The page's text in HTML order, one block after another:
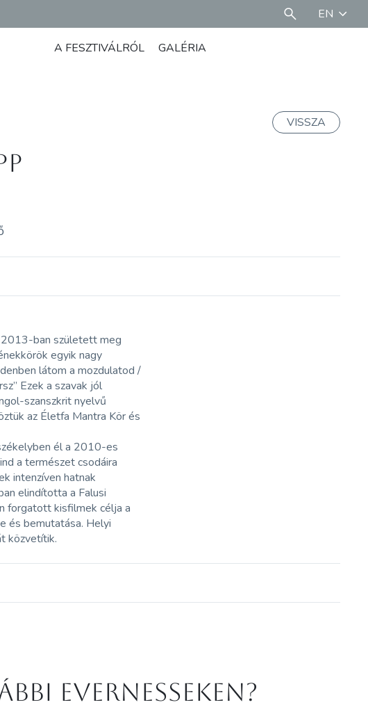
EN
A FESZTIVÁLRÓL GALÉRIA
VISSZA
2013-ban született meg
egyik nagy
látom a mozdulatod /
Ezek a szavak jól
szanszkrit nyelvű
az Életfa Mantra Kör és
él a 2010-es
a természet csodáira
intenzíven hatnak
elindította a Falusi
forgatott kisfilmek célja a
és bemutatása. Helyi
közvetítik.
Evernesseken?